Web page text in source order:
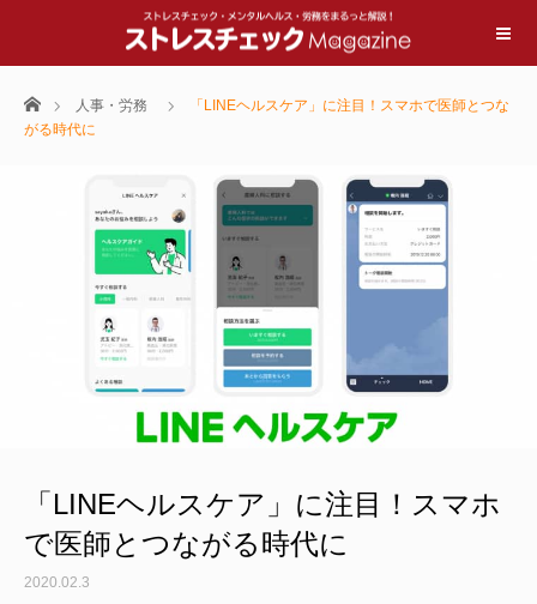
ホーム人事・労務
「LINEヘルスケア」に注目！スマホで医師とつな
がる時代に
「LINEヘルスケア」に注目！スマホ
で医師とつながる時代に
2020.02.3